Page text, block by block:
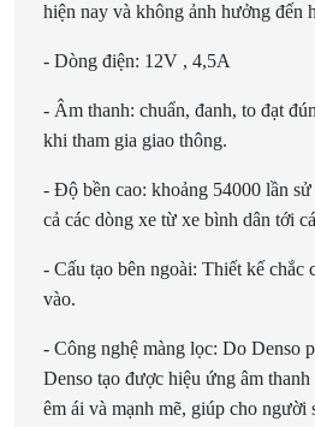
hiện nay và không ảnh hưởng đến
- Dòng điện: 12V , 4,5A
- Âm thanh: chuẩn, đanh, to đạt
khi tham gia giao thông.
- Độ bền cao: khoảng 54000 lần
cả các dòng xe từ xe bình dân tới
- Cấu tạo bên ngoài: Thiết kế chắc
vào.
- Công nghệ màng lọc: Do Denso
Denso tạo được hiệu ứng âm
êm ái và mạnh mẽ, giúp cho người